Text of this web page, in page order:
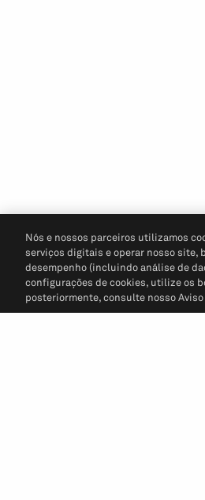
Nós e nossos parceiros utilizamos
serviços digitais e operar nosso site,
desempenho (incluindo análise de
configurações de cookies, utilize os
posteriormente, consulte nosso Aviso